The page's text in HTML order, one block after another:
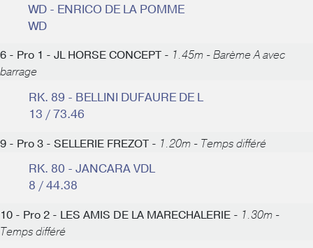
WD - ENRICO DE LA POMME
WD
6 - Pro 1 - JL HORSE CONCEPT - 1.45m - Barème A avec
barrage
RK. 89 - BELLINI DUFAURE DE L
13 / 73.46
9 - Pro 3 - SELLERIE FREZOT - 1.20m - Temps différé
RK. 80 - JANCARA VDL
8 / 44.38
10 - Pro 2 - LES AMIS DE LA MARECHALERIE - 1.30m -
Temps différé